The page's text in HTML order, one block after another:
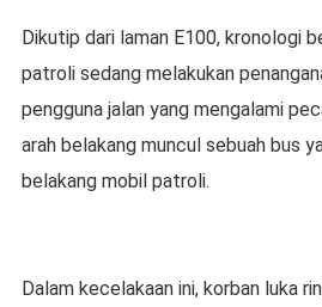
Dikutip dari laman E100, kronologi
patroli sedang melakukan
pengguna jalan yang mengalami
arah belakang muncul sebuah bus
belakang mobil patroli.
Dalam kecelakaan ini, korban luka